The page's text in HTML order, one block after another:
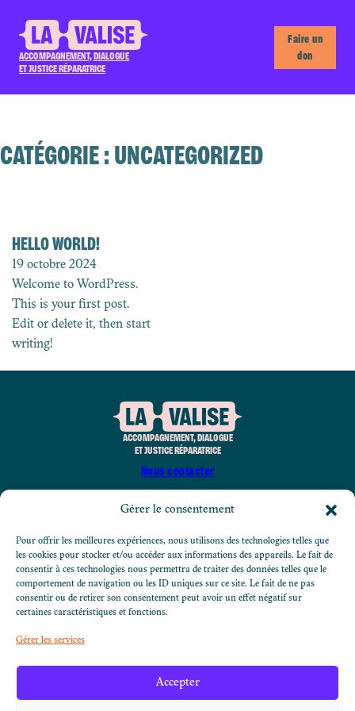
Gérer le consentement
Pour offrir les meilleures expériences, nous utilisons des technologies telles que
les cookies pour stocker et/ou accéder aux informations des appareils. Le fait de
consentir à ces technologies nous permettra de traiter des données telles que le
comportement de navigation ou les ID uniques sur ce site. Le fait de ne pas
consentir ou de retirer son consentement peut avoir un effet négatif sur
certaines caractéristiques et fonctions.
Gérer les services
Accepter
ACCOMPAGNEMENT, DIALOGUE
ET JUSTICE RÉPARATRICE
Faire un
don
CATÉGORIE :UNCATEGORIZED
HELLO WORLD!
19 octobre 2024
Welcome to WordPress.
This is your first post.
Edit or delete it, then start
writing!
ACCOMPAGNEMENT, DIALOGUE
ET JUSTICE RÉPARATRICE
Nous contacter
À PROPOS
NOTRE ÉQUIPE
Nous suivre sur LinkedInNous suivre sur Instagram
Nous suivre